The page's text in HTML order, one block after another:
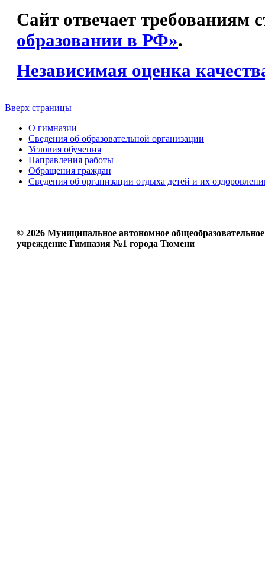
Сайт отвечает требованиям
образовании в РФ».
Независимая оценка
Вверх страницы
О гимназии
Сведения об образовательной организации
Условия обучения
Направления работы
Обращения граждан
Сведения об организации отдыха детей и их
© 2026 Муниципальное автономное общеобразовательное
учреждение Гимназия №1 города Тюмени